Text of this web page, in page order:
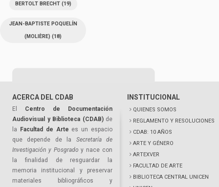
BERTOLT BRECHT(19)
JEAN-BAPTISTE POQUELÍN
(MOLIÈRE) (18)
ACERCA DEL CDAB
El Centro de Documentación
Audiovisual y Biblioteca (CDAB)de
la
Facultad de Arte es un espacio
que depende de la Secretaría de
Investigación y Posgrado y nace con
la finalidad de resguardar la
memoria institucional y preservar
materiales bibliográficos y
INSTITUCIONAL
QUIENES SOMOS
REGLAMENTO Y RESOLUCIONES
CDAB: 10 AÑOS
ARTE Y GÉNERO
ARTEXVER
FACULTAD DE ARTE
BIBLIOTECA CENTRAL UNICEN